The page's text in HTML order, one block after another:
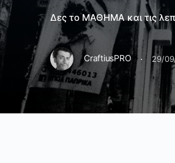
Δες το ΜΑΘΗΜΑ και τις
CraftiusPRO · 29/